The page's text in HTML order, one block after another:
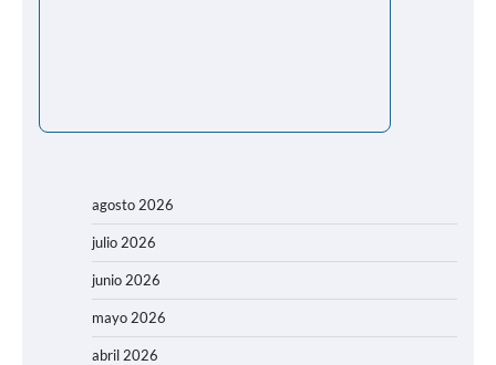
agosto 2026
julio 2026
junio 2026
mayo 2026
abril 2026